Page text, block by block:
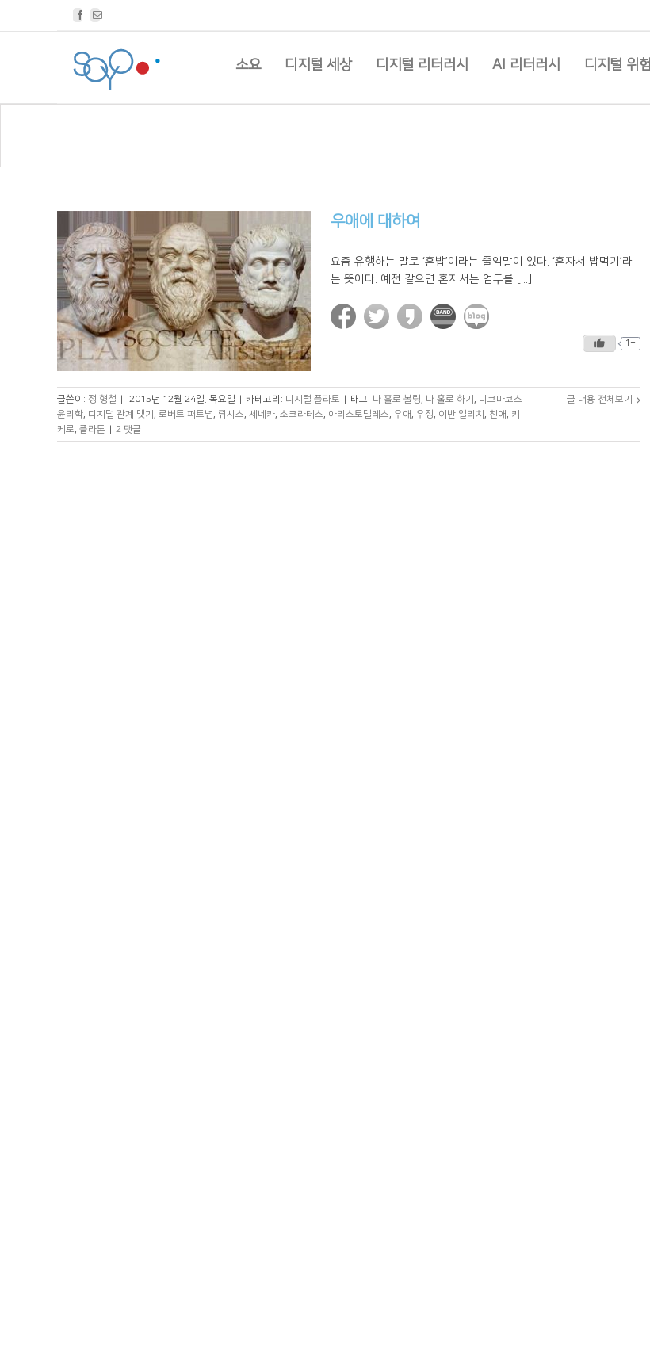
Facebook
소요 디지털 세상 디지털 리터러시 AI 리터러시 디지털 위험
우애에 대하여
요즘 유행하는 말로 ‘혼밥’이라는 줄임말이 있다. ‘혼자서 밥먹기’라
는 뜻이다. 예전 같으면 혼자서는 엄두를 [...]
1+
글쓴이: 정 형철 | 2015년 12월 24일. 목요일 | 카테고리: 디지털 플라토 | 태그: 나 홀로 볼링, 나 홀로 하기 , 니코마코스
윤리학, 디지털 관계 맺기 , 로버트 퍼트넘, 뤼시스, 세네카, 소크라테스, 아리스토텔레스, 우애 , 우정, 이반 일리치 , 친애 , 키
케로, 플라톤 | 2 댓글
글 내용 전체보기